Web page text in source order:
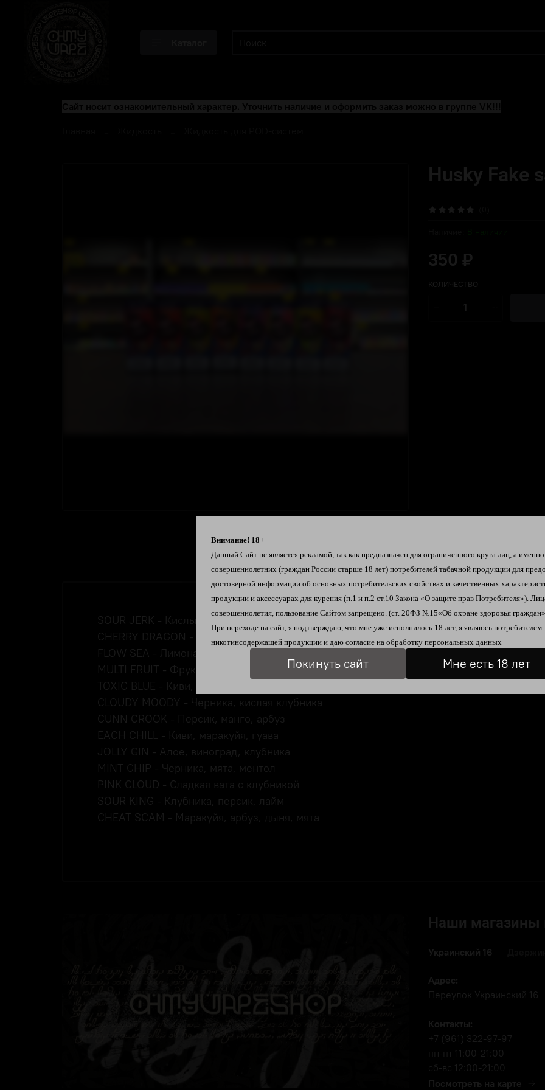
Husky Fake
350 ₽
КОЛИЧЕСТВО
Описание Отзывы
SOUR JERK - Кислые мармеладные мишки
CHERRY DRAGON - Драгонфрут, вишня
FLOW SEA - Лимонад с драгонфрутом
MULTI FRUIT - Фруктовое мороженое
TOXIC BLUE - Киви, черника
CLOUDY MOODY - Черника, кислая клубника
CUNN CROOK - Персик, манго, арбуз
EACH CHILL - Киви, маракуйя, гуава
JOLLY GIN - Алое, виноград, клубника
MINT CHIP - Черника, мята, ментол
PINK CLOUD - Сладкая вата с клубникой
SOUR KING - Клубника, персик, лайм
CHEAT SCAM - Маракуйя, арбуз, дыня, мята
Наши магазины
Украинский 16
Адрес:
Переулок Украинский 16
Контакты:
+7 (961) 322-97-97
пн-пт 11:00-21:00
сб-вс 12:00-21:00
Посмотреть на карте
Внимание! 18+
Данный Сайт не является рекламой, так как предназначен для ограниченного круга лиц, а
совершеннолетних (граждан России старше 18 лет) потребителей табачной продукции для
достоверной информации об основных потребительских свойствах и качественных
продукции и аксессуарах для курения (п.1 и п.2 ст.10 Закона «О защите прав Потребителя»).
совершеннолетия, пользование Сайтом запрещено. (ст. 20ФЗ №15«Об охране здоровья
При переходе на сайт, я подтверждаю, что мне уже исполнилось 18 лет, я являюсь потребителем
никотинсодержащей продукции и даю согласие на обработку персональных данных
Покинуть сайт Мне есть 18 лет